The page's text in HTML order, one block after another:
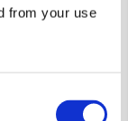
from your use